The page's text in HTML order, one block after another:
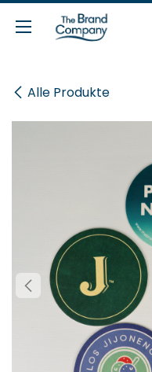
Zum Inhalt springen
Alle Produkte